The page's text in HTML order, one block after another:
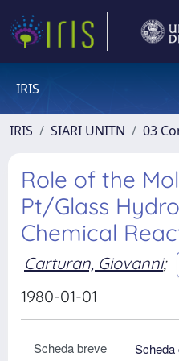
IRIS
IRIS SIARI UNITN 03
Role of the
Pt/Glass
Chemical
Carturan, Giovanni;
1980-01-01
Scheda breve Scheda